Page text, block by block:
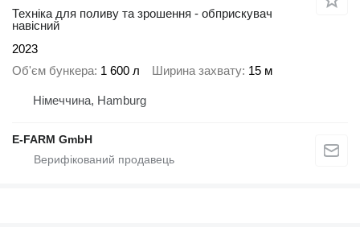
Техніка для поливу та зрошення - обприскувач
навісний
2023
Об'єм бункера 1 600 л Ширина захвату 15 м
Німеччина, Hamburg
E-FARM GmbH